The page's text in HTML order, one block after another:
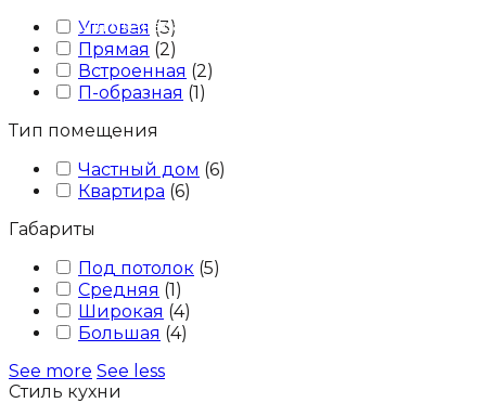
Для бизнеса
Угловая (3)
Прямая (2)
Встроенная (2)
П-образная (1)
Тип помещения
Частный дом (6)
Квартира (6)
Габариты
Под потолок (5)
Средняя (1)
Широкая (4)
Большая (4)
See more See less
Стиль кухни